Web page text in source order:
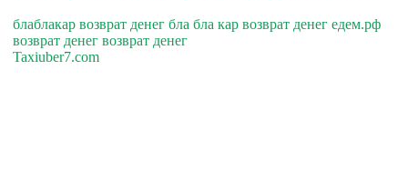
блаблакар возврат денег бла бла кар возврат денег едем.рф
возврат денег возврат денег
Taxiuber7.com